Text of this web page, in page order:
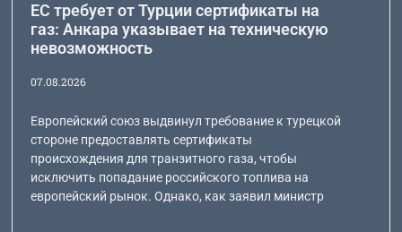
ЕС требует от Турции сертификаты на
газ: Анкара указывает на техническую
невозможность
07.08.2026
Европейский союз выдвинул требование к турецкой
стороне предоставлять сертификаты
происхождения для транзитного газа, чтобы
исключить попадание российского топлива на
европейский рынок. Однако, как заявил министр